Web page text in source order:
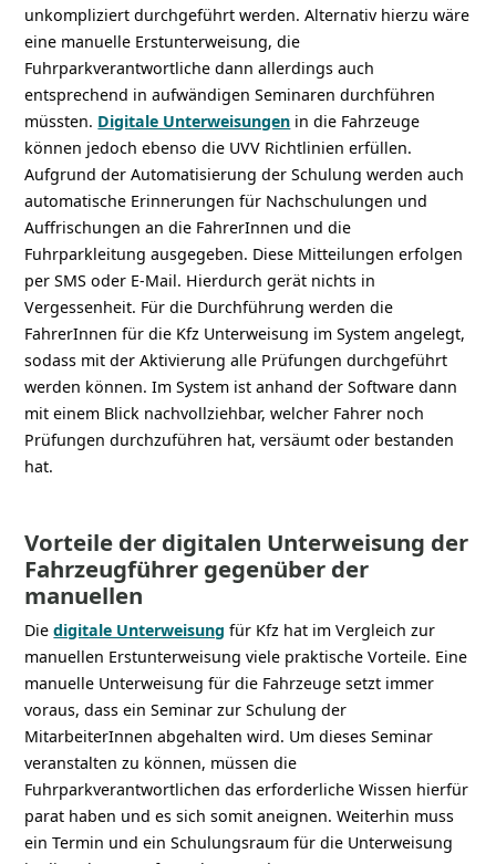
unkompliziert durchgeführt werden. Alternativ hierzu wäre
eine manuelle Erstunterweisung, die
Fuhrparkverantwortliche dann allerdings auch
entsprechend in aufwändigen Seminaren durchführen
müssten. Digitale Unterweisungen in die Fahrzeuge
können jedoch ebenso die UVV Richtlinien erfüllen.
Aufgrund der Automatisierung der Schulung werden auch
automatische Erinnerungen für Nachschulungen und
Auffrischungen an die FahrerInnen und die
Fuhrparkleitung ausgegeben. Diese Mitteilungen erfolgen
per SMS oder E-Mail. Hierdurch gerät nichts in
Vergessenheit. Für die Durchführung werden die
FahrerInnen für die Kfz Unterweisung im System angelegt,
sodass mit der Aktivierung alle Prüfungen durchgeführt
werden können. Im System ist anhand der Software dann
mit einem Blick nachvollziehbar, welcher Fahrer noch
Prüfungen durchzuführen hat, versäumt oder bestanden
hat.
Vorteile der digitalen Unterweisung der
Fahrzeugführer gegenüber der
manuellen
Diedigitale Unterweisung für Kfz hat im Vergleich zur
manuellen Erstunterweisung viele praktische Vorteile. Eine
manuelle Unterweisung für die Fahrzeuge setzt immer
voraus, dass ein Seminar zur Schulung der
MitarbeiterInnen abgehalten wird. Um dieses Seminar
veranstalten zu können, müssen die
Fuhrparkverantwortlichen das erforderliche Wissen hierfür
parat haben und es sich somit aneignen. Weiterhin muss
ein Termin und ein Schulungsraum für die Unterweisung